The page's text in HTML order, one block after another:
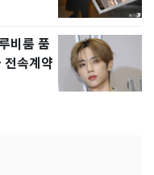
비룸 품
속계약